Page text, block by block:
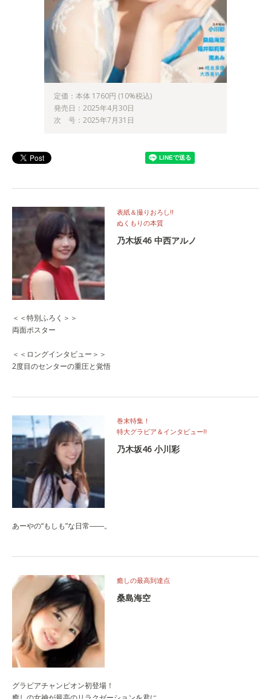
定価：本体 1760円 (10%税込)
発売日：2025年4月30日
次 号：2025年7月31日
表紙＆撮りおろし‼
ぬくもりの本質
乃木坂46 中西アルノ
＜＜特別ふろく＞＞
両面ポスター
＜＜ロングインタビュー＞＞
2度目のセンターの重圧と覚悟
巻末特集！
特大グラビア＆インタビュー‼
乃木坂46 小川彩
あーやの“もしも”な日常――。
癒しの最高到達点
桑島海空
グラビアチャンピオン初登場！